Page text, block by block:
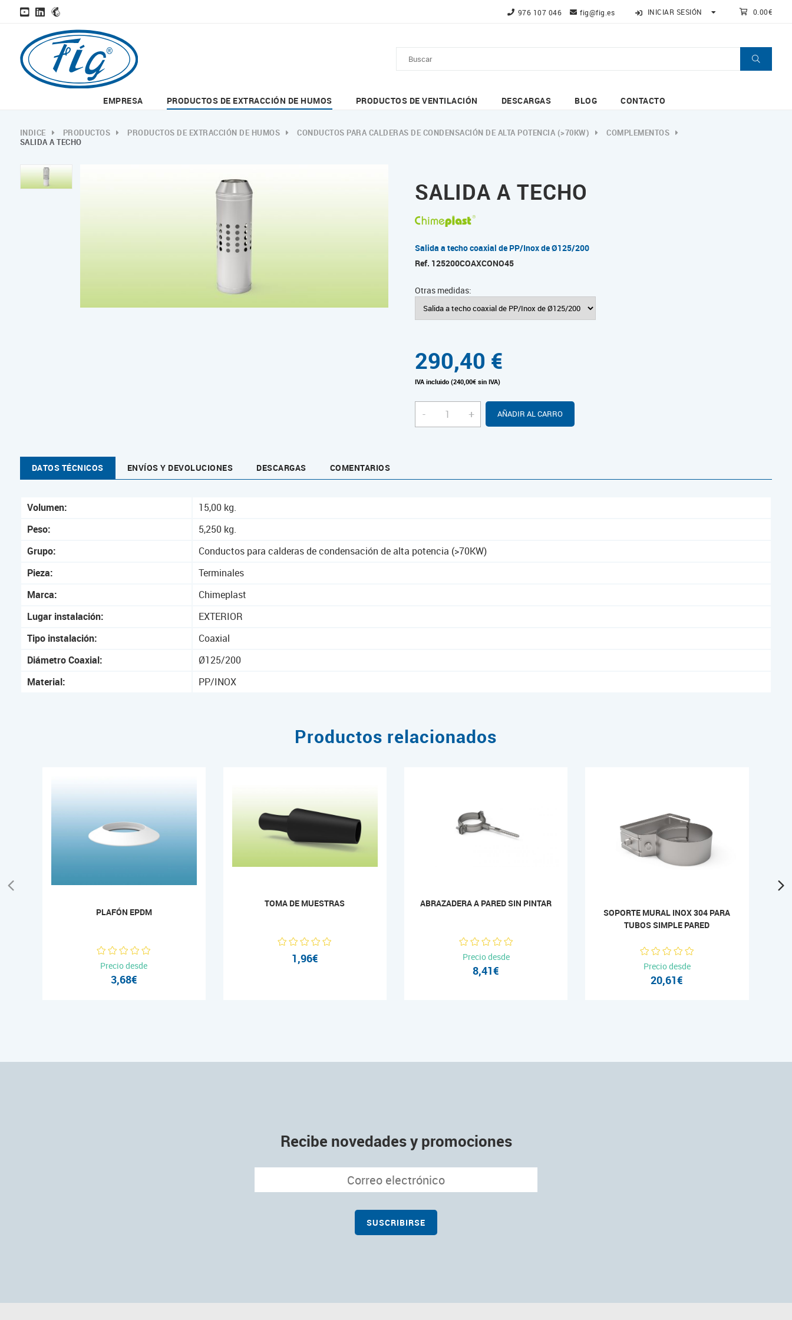
976 107 046 fig@fig.es INICIAR SESIÓN 0.00€
EMPRESA PRODUCTOS DE EXTRACCIÓN DE HUMOS PRODUCTOS DE VENTILACIÓN DESCARGAS BLOG CONTACTO
INDICE PRODUCTOS PRODUCTOS DE EXTRACCIÓN DE HUMOS CONDUCTOS PARA CALDERAS DE CONDENSACIÓN DE ALTA POTENCIA (>70KW)
COMPLEMENTOS
SALIDA A TECHO
SALIDA A TECHO
Salida a techo coaxial de PP/Inox de Ø125/200
Ref. 125200COAXCONO45
Otras medidas:
290,40 €
IVA incluido (240,00€ sin IVA)
- + AÑADIR AL CARRO
DATOS TÉCNICOS ENVÍOS Y DEVOLUCIONES DESCARGAS COMENTARIOS
Volumen:
15,00 kg.
Peso:
5,250 kg.
Grupo:
Conductos para calderas de condensación de alta potencia (>70KW)
Pieza:
Terminales
Marca:
Chimeplast
Lugar instalación:
EXTERIOR
Tipo instalación:
Coaxial
Diámetro Coaxial:
Ø125/200
Material:
PP/INOX
Productos relacionados
PLAFÓN EPDM
Precio desde
3,68€
TOMA DE MUESTRAS
1,96€
ABRAZADERA A PARED SIN PINTAR
Precio desde
8,41€
SOPORTE MURAL INOX 304 PARA
TUBOS SIMPLE PARED
Precio desde
20,61€
Recibe novedades y promociones